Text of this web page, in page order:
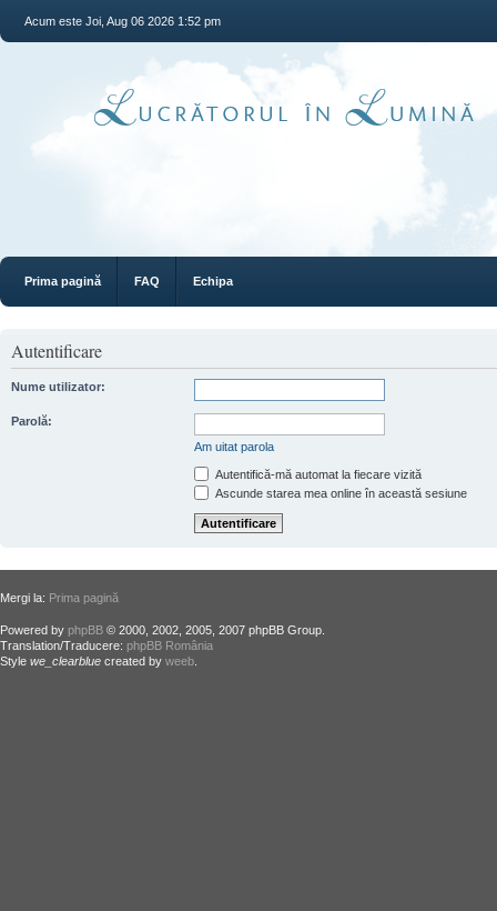
Acum este Joi, Aug 06 2026 1:52 pm
Prima pagină FAQ Echipa
Autentificare
Nume utilizator:
Parolă:
Am uitat parola
Autentifică-mă automat la fiecare vizită
Ascunde starea mea online în această sesiune
Mergi la: Prima pagină
Powered by phpBB © 2000, 2002, 2005, 2007 phpBB Group.
Translation/Traducere: phpBB România
Style we_clearblue created by weeb